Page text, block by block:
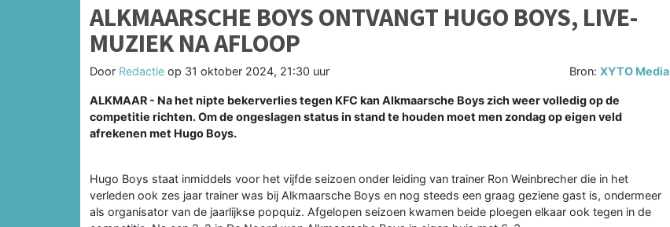
ALKMAARSCHE BOYS ONTVANGT HUGO BOYS, LIVE-
MUZIEK NA AFLOOP
Door Redactie op 31 oktober 2024, 21:30 uur Bron:XYTO Media
ALKMAAR - Na het nipte bekerverlies tegen KFC kan Alkmaarsche Boys zich weer volledig op de
competitie richten. Om de ongeslagen status in stand te houden moet men zondag op eigen veld
afrekenen met Hugo Boys.
Hugo Boys staat inmiddels voor het vijfde seizoen onder leiding van trainer Ron Weinbrecher die in het
verleden ook zes jaar trainer was bij Alkmaarsche Boys en nog steeds een graag geziene gast is, ondermeer
als organisator van de jaarlijkse popquiz. Afgelopen seizoen kwamen beide ploegen elkaar ook tegen in de